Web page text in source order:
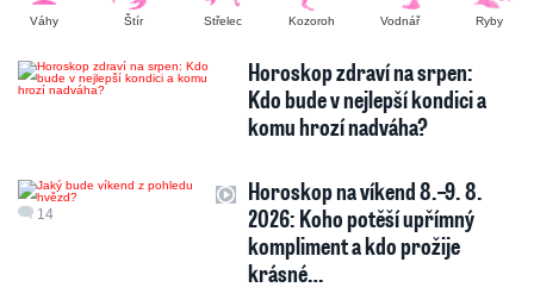
Váhy Štír Střelec Kozoroh Vodnář Ryby
Horoskop zdraví na srpen:
Kdo bude v nejlepší kondici a
komu hrozí nadváha?
14
Horoskop na víkend 8.–9. 8.
2026: Koho potěší upřímný
kompliment a kdo prožije
krásné…